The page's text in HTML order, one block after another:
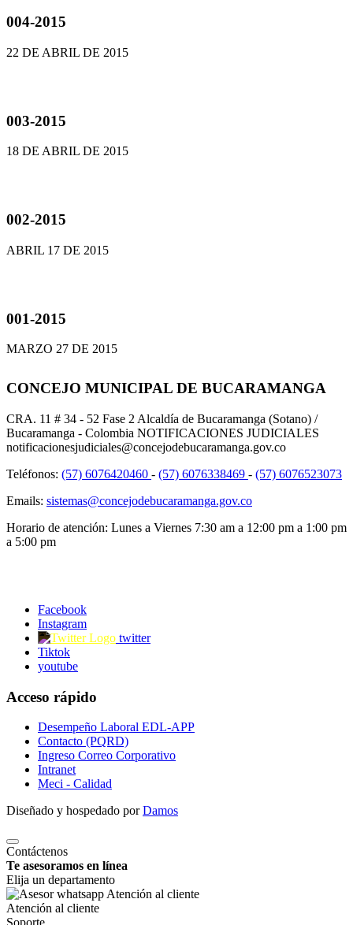
004-2015
22 DE ABRIL DE 2015
003-2015
18 DE ABRIL DE 2015
002-2015
ABRIL 17 DE 2015
001-2015
MARZO 27 DE 2015
CONCEJO MUNICIPAL DE BUCARAMANGA
CRA. 11 # 34 - 52 Fase 2 Alcaldía de Bucaramanga (Sotano) /
Bucaramanga - Colombia NOTIFICACIONES JUDICIALES
notificacionesjudiciales@concejodebucaramanga.gov.co
Teléfonos: (57) 6076420460 - (57) 6076338469 - (57) 6076523073
Emails: sistemas@concejodebucaramanga.gov.co
Horario de atención: Lunes a Viernes 7:30 am a 12:00 pm a 1:00 pm
a 5:00 pm
Facebook
Instagram
twitter
Tiktok
youtube
Acceso rápido
Desempeño Laboral EDL-APP
Contacto (PQRD)
Ingreso Correo Corporativo
Intranet
Meci - Calidad
Diseñado y hospedado porDamos
Contáctenos
Te asesoramos en línea
Elija un departamento
Atención al cliente